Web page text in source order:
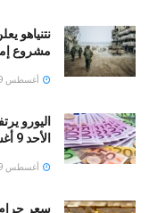
مشروع
أغسطس 9, 2026
اليورو
الأحد 9 أغسطس 2026 بالبنوك
أغسطس 9, 2026